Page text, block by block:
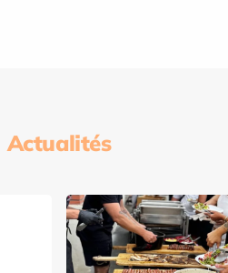
Actualités